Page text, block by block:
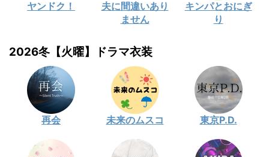
ヤンドク！
夫に間違いあり
ません
キンパとおにぎ
り
2026冬【火曜】ドラマ衣装
再会 未来のムスコ 東京P.D.